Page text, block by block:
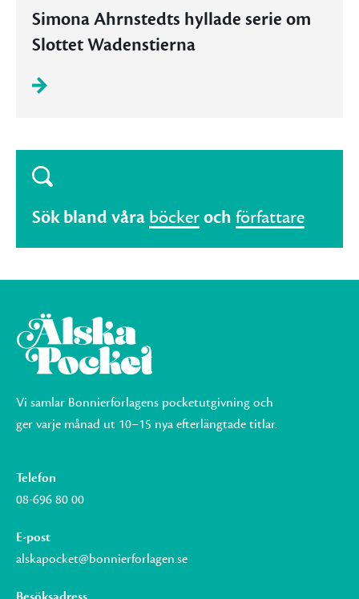
Simona Ahrnstedts hyllade serie om
Slottet Wadenstierna
Sök bland våra böckeroch författare
Vi samlar Bonnierförlagens pocketutgivning och
ger varje månad ut 10–15 nya efterlängtade titlar.
Telefon
08-696 80 00
E-post
alskapocket@bonnierforlagen.se